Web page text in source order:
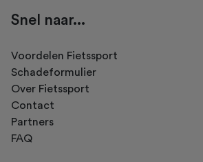
Snel naar...
Voordelen Fietssport
Schadeformulier
Over Fietssport
Contact
Partners
FAQ